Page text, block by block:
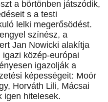
a börtönben játszódik,
s a testi
lelki megerősödést.
színész, a
Jan Nowicki alakítja
közép-európai
igazolják a
képességeit: Moór
Horváth Lili, Mácsai
igen hitelesek.